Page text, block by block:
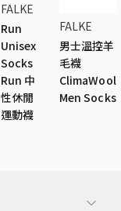
FALKE
Run
Unisex
Socks
Run 中
性休閒
運動襪
FALKE
男士溫控羊
毛襪
ClimaWool
Men Socks